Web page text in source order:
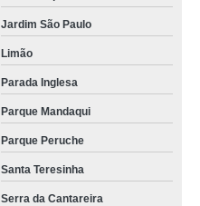
Jardim São Paulo
Limão
Parada Inglesa
Parque Mandaqui
Parque Peruche
Santa Teresinha
Serra da Cantareira